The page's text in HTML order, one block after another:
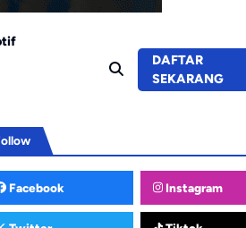
DAFTAR
SEKARANG
Facebook Instagram